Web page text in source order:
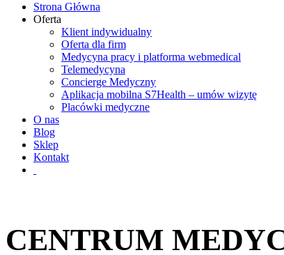
Strona Główna
Oferta
Klient indywidualny
Oferta dla firm
Medycyna pracy i platforma webmedical
Telemedycyna
Concierge Medyczny
Aplikacja mobilna S7Health – umów wizytę
Placówki medyczne
O nas
Blog
Sklep
Kontakt
CENTRUM